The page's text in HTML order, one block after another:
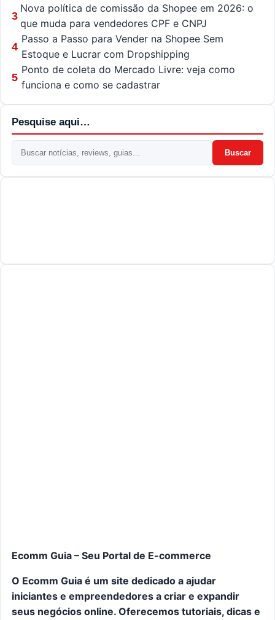
3
Nova política de comissão da Shopee em 2026: o
que muda para vendedores CPF e CNPJ
4
Passo a Passo para Vender na Shopee Sem
Estoque e Lucrar com Dropshipping
5
Ponto de coleta do Mercado Livre: veja como
funciona e como se cadastrar
Pesquise aqui…
Buscar
Ecomm Guia – Seu Portal de E-commerce
O Ecomm Guia é um site dedicado a ajudar
iniciantes e empreendedores a criar e expandir
seus negócios online. Oferecemos tutoriais, dicas e